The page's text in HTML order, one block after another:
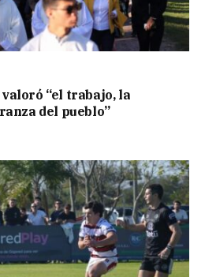
“el trabajo, la
del pueblo”